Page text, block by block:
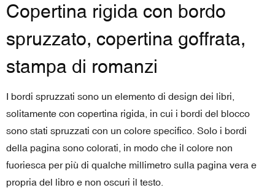
Copertina rigida con bordo
spruzzato, copertina goffrata,
stampa di romanzi
I bordi spruzzati sono un elemento di design dei libri,
solitamente con copertina rigida, in cui i bordi del blocco
sono stati spruzzati con un colore specifico. Solo i bordi
della pagina sono colorati, in modo che il colore non
fuoriesca per più di qualche millimetro sulla pagina vera e
propria del libro e non oscuri il testo.